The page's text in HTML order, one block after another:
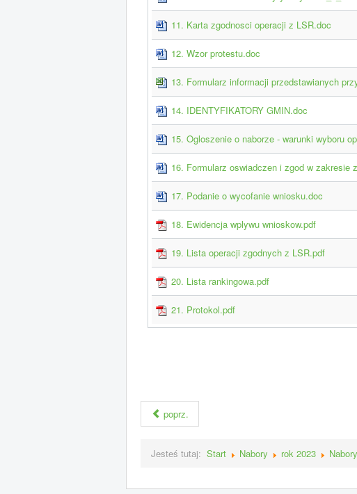
11. Karta zgodnosci operacji z LSR.doc
12. Wzor protestu.doc
13. Formularz informacji przedstawianych
14. IDENTYFIKATORY GMIN.doc
15. Ogloszenie o naborze - warunki wyboru
16. Formularz oswiadczen i zgod w zakresie
17. Podanie o wycofanie wniosku.doc
18. Ewidencja wplywu wnioskow.pdf
19. Lista operacji zgodnych z LSR.pdf
20. Lista rankingowa.pdf
21. Protokol.pdf
poprz.
Jesteś tutaj: Start Nabory rok 2023